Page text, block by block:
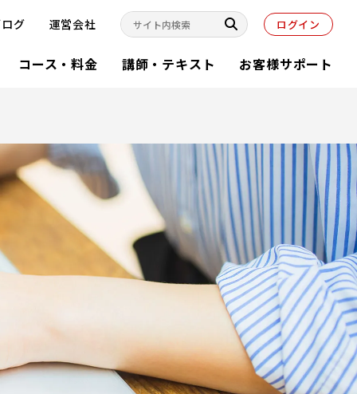
コース・料金 講師・テキスト お客様サポート
グ 運営会社 ログイン